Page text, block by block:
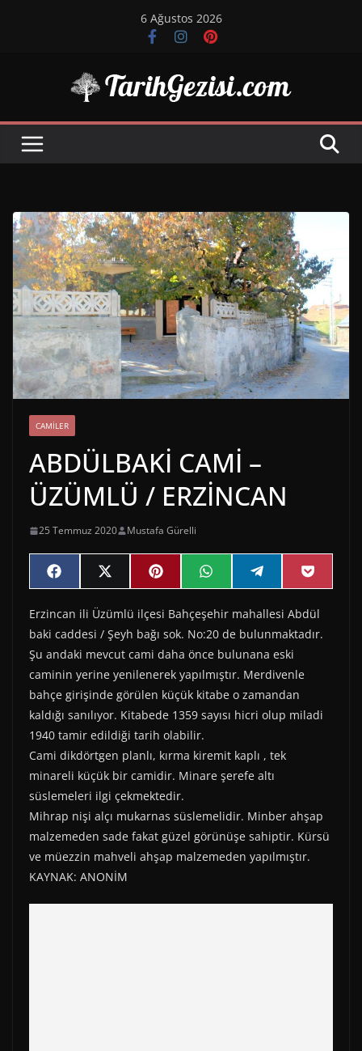
6 Ağustos 2026
CAMILER
ABDÜLBAKİ CAMİ –
ÜZÜMLÜ / ERZİNCAN
25 Temmuz 2020 Mustafa Gürelli
Share
on
F
a
e
b
o
o
k
Share
on
X
(
w
i
t
t
e
r
)
Share
on
P
i
t
e
r
e
s
t
Share
on
W
h
t
s
A
p
p
Share
on
e
e
g
r
a
m
Share
on
P
o
k
e
t
Erzincan ili Üzümlü ilçesi Bahçeşehir mahallesi Abdül
baki caddesi / Şeyh bağı sok. No:20 de bulunmaktadır.
Şu andaki mevcut cami daha önce bulunana eski
caminin yerine yenilenerek yapılmıştır. Merdivenle
bahçe girişinde görülen küçük kitabe o zamandan
kaldığı sanılıyor. Kitabede 1359 sayısı hicri olup miladi
1940 tamir edildiği tarih olabilir.
Cami dikdörtgen planlı, kırma kiremit kaplı , tek
minareli küçük bir camidir. Minare şerefe altı
süslemeleri ilgi çekmektedir.
Mihrap nişi alçı mukarnas süslemelidir. Minber ahşap
malzemeden sade fakat güzel görünüşe sahiptir. Kürsü
ve müezzin mahveli ahşap malzemeden yapılmıştır.
KAYNAK: ANONİM